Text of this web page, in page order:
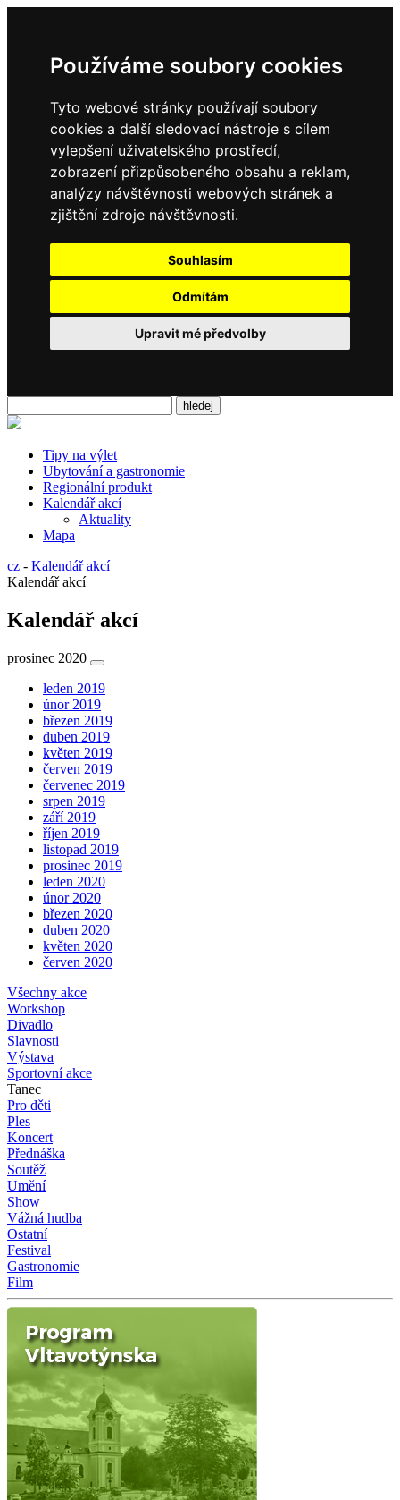
Používáme soubory cookies
Tyto webové stránky používají soubory
cookies a další sledovací nástroje s cílem
vylepšení uživatelského prostředí,
zobrazení přizpůsobeného obsahu a reklam,
analýzy návštěvnosti webových stránek a
zjištění zdroje návštěvnosti.
Souhlasím
Odmítám
Upravit mé předvolby
Tipy na výlet
Ubytování a gastronomie
Regionální produkt
Kalendář akcí
Aktuality
Mapa
cz - Kalendář akcí
Kalendář akcí
Kalendář akcí
prosinec 2020
leden 2019
únor 2019
březen 2019
duben 2019
květen 2019
červen 2019
červenec 2019
srpen 2019
září 2019
říjen 2019
listopad 2019
prosinec 2019
leden 2020
únor 2020
březen 2020
duben 2020
květen 2020
červen 2020
Všechny akce
Workshop
Divadlo
Slavnosti
Výstava
Sportovní akce
Tanec
Pro děti
Ples
Koncert
Přednáška
Soutěž
Umění
Show
Vážná hudba
Ostatní
Festival
Gastronomie
Film